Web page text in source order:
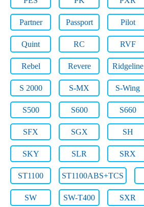
Partner Passport Pilot
Quint RC RVF
Rebel Revere Ridgeline
S 2000 S-MX S-Wing
S500 S600 S660
SFX SGX SH
SKY SLR SRX
ST1100 ST1100ABS+TCS
SW SW-T400 SXR